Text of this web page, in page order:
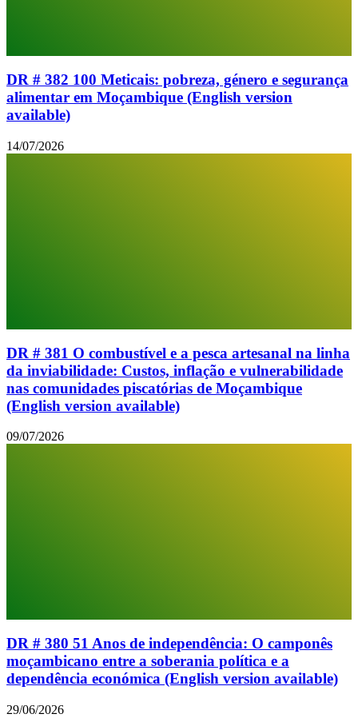
DR # 382 100 Meticais: pobreza, género e segurança
alimentar em Moçambique (English version
available)
14/07/2026
DR # 381 O combustível e a pesca artesanal na linha
da inviabilidade: Custos, inflação e vulnerabilidade
nas comunidades piscatórias de Moçambique
(English version available)
09/07/2026
DR # 380 51 Anos de independência: O camponês
moçambicano entre a soberania política e a
dependência económica (English version available)
29/06/2026